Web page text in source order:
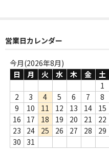
Webのみ no.2
Webのみ no.3
Webのみ no.4
売り切れ
営業日カレンダー
今月(2026年8月)
日
月 火 水 木 金
土
1
2
3 4 5 6 7
8
9
10 11 12 13 14
15
16
17 18 19 20 21
22
23
24 25 26 27 28
29
30
31